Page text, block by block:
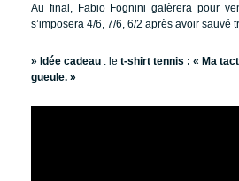
Au final, Fabio Fognini galèrera pour
s’imposera 4/6, 7/6, 6/2 après avoir sauvé
» Idée cadeau : le t-shirt tennis : « Ma
gueule. »